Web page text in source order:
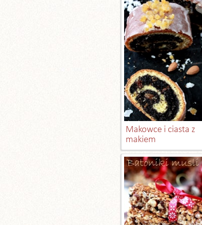
Makowce i ciasta z
makiem